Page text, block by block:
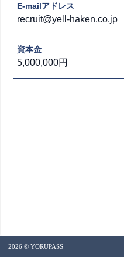
E-mailアドレス
recruit@yell-haken.co.jp
資本金
5,000,000円
2026 © YORUPASS